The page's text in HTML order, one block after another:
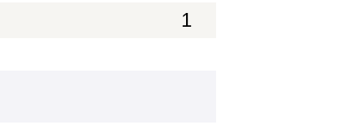
1